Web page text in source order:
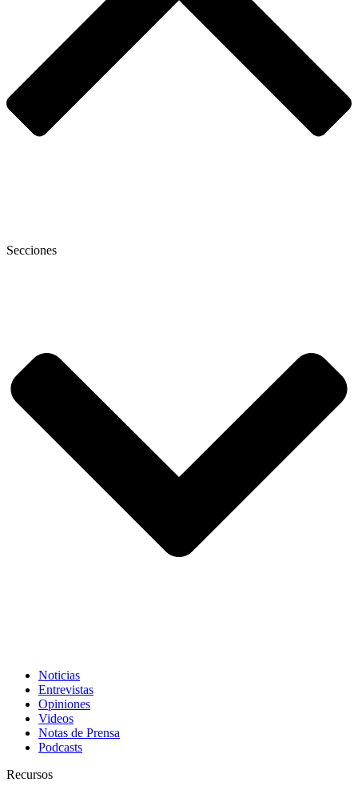
Secciones
Noticias
Entrevistas
Opiniones
Videos
Notas de Prensa
Podcasts
Recursos